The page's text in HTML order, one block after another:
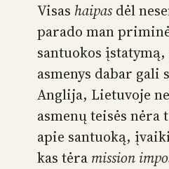
Visas haipasdėl
parado man
santuokos
asmenys dabar gali
Anglija, Lietuvoje
asmenų teisės
apie santuoką,
kas tėra mission